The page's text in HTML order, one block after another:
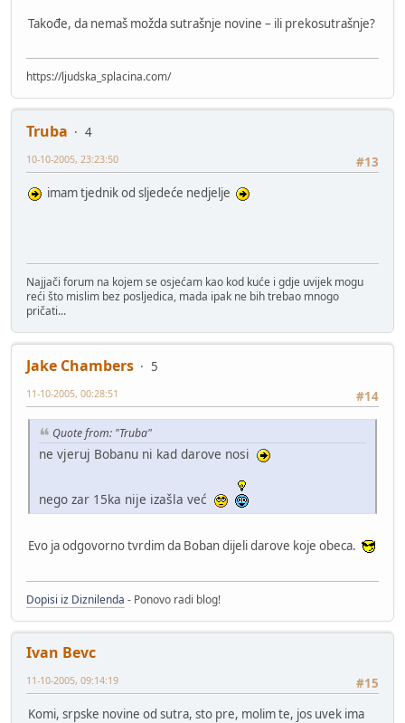
Takođe, da nemaš možda sutrašnje novine – ili prekosutrašnje?
https://ljudska_splacina.com/
Truba
4
#13
10-10-2005, 23:23:50
imam tjednik od sljedeće nedjelje
Najjači forum na kojem se osjećam kao kod kuće i gdje uvijek mogu
reći što mislim bez posljedica, mada ipak ne bih trebao mnogo
pričati...
Jake Chambers
5
#14
11-10-2005, 00:28:51
Quote from: "Truba"
ne vjeruj Bobanu ni kad darove nosi
nego zar 15ka nije izašla već
Evo ja odgovorno tvrdim da Boban dijeli darove koje obeca.
Dopisi iz Diznilenda - Ponovo radi blog!
Ivan Bevc
#15
11-10-2005, 09:14:19
Komi, srpske novine od sutra, sto pre, molim te, jos uvek ima